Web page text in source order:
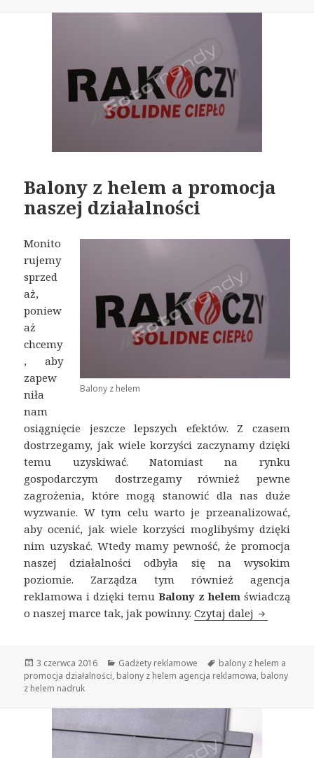
Balony z helem a promocja
naszej działalności
Balony z helem
Monito
rujemy
sprzed
aż,
poniew
aż
chcemy
, aby
zapew
niła
nam
osiągnięcie jeszcze lepszych efektów. Z czasem
dostrzegamy, jak wiele korzyści zaczynamy dzięki
temu uzyskiwać. Natomiast na rynku
gospodarczym dostrzegamy również pewne
zagrożenia, które mogą stanowić dla nas duże
wyzwanie. W tym celu warto je przeanalizować,
aby ocenić, jak wiele korzyści moglibyśmy dzięki
nim uzyskać. Wtedy mamy pewność, że promocja
naszej działalności odbyła się na wysokim
poziomie. Zarządza tym również agencja
reklamowa i dzięki temu Balony z helem świadczą
o naszej marce tak, jak powinny.Czytaj dalej Balony z
Opublikowano
3 czerwca 2016 Kategorie
Gadżety reklamowe Tagi
balony z helem a
promocja działalności, balony z helem agencja reklamowa, balony
z helem nadruk